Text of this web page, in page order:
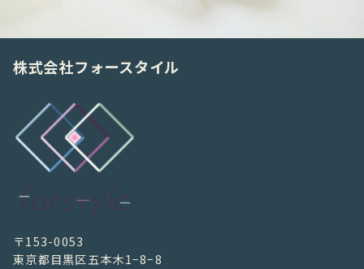
株式会社フォースタイル
〒153-0053
東京都目黒区五本木1−8−8